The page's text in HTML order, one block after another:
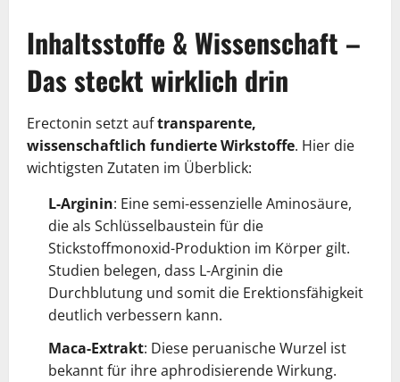
Inhaltsstoffe & Wissenschaft –
Das steckt wirklich drin
Erectonin setzt auftransparente,
wissenschaftlich fundierte Wirkstoffe. Hier die
wichtigsten Zutaten im Überblick:
L-Arginin: Eine semi-essenzielle Aminosäure,
die als Schlüsselbaustein für die
Stickstoffmonoxid-Produktion im Körper gilt.
Studien belegen, dass L-Arginin die
Durchblutung und somit die Erektionsfähigkeit
deutlich verbessern kann.
Maca-Extrakt: Diese peruanische Wurzel ist
bekannt für ihre aphrodisierende Wirkung.